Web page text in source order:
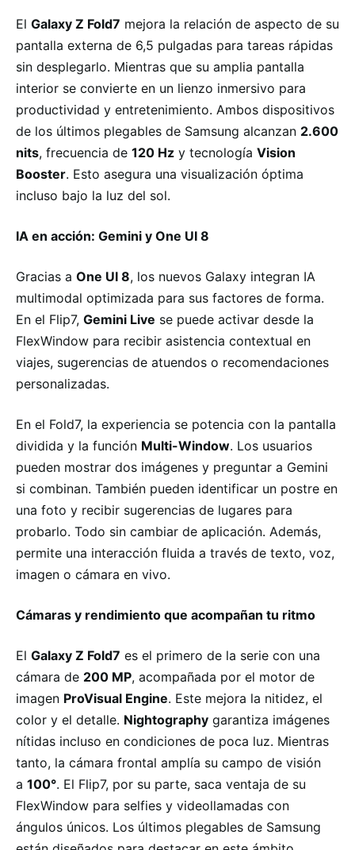
El Galaxy Z Fold7 mejora la relación de aspecto de su
pantalla externa de 6,5 pulgadas para tareas rápidas
sin desplegarlo. Mientras que su amplia pantalla
interior se convierte en un lienzo inmersivo para
productividad y entretenimiento. Ambos dispositivos
de los últimos plegables de Samsung alcanzan 2.600
nits, frecuencia de 120 Hz y tecnología Vision
Booster. Esto asegura una visualización óptima
incluso bajo la luz del sol.
IA en acción: Gemini y One UI 8
Gracias a One UI 8, los nuevos Galaxy integran IA
multimodal optimizada para sus factores de forma.
En el Flip7, Gemini Live se puede activar desde la
FlexWindow para recibir asistencia contextual en
viajes, sugerencias de atuendos o recomendaciones
personalizadas.
En el Fold7, la experiencia se potencia con la pantalla
dividida y la función Multi-Window. Los usuarios
pueden mostrar dos imágenes y preguntar a Gemini
si combinan. También pueden identificar un postre en
una foto y recibir sugerencias de lugares para
probarlo. Todo sin cambiar de aplicación. Además,
permite una interacción fluida a través de texto, voz,
imagen o cámara en vivo.
Cámaras y rendimiento que acompañan tu ritmo
El Galaxy Z Fold7 es el primero de la serie con una
cámara de 200 MP, acompañada por el motor de
imagen ProVisual Engine. Este mejora la nitidez, el
color y el detalle. Nightography garantiza imágenes
nítidas incluso en condiciones de poca luz. Mientras
tanto, la cámara frontal amplía su campo de visión
a 100°. El Flip7, por su parte, saca ventaja de su
FlexWindow para selfies y videollamadas con
ángulos únicos. Los últimos plegables de Samsung